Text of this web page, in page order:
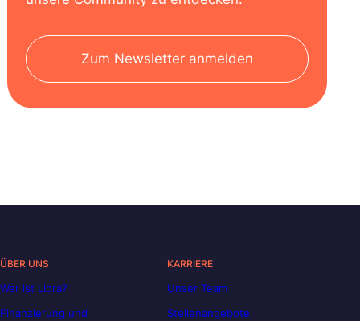
Zum Newsletter anmelden
ÜBER UNS
Wer ist Liora?
Finanzierung und
KARRIERE
Unser Team
Stellenangebote